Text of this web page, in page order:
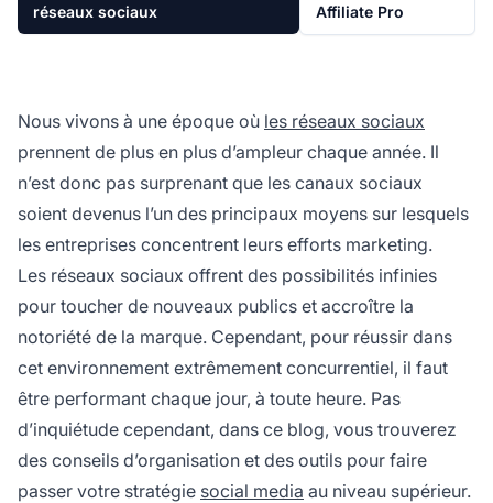
réseaux sociaux
Affiliate Pro
Nous vivons à une époque où les réseaux sociaux
prennent de plus en plus d’ampleur chaque année. Il
n’est donc pas surprenant que les canaux sociaux
soient devenus l’un des principaux moyens sur lesquels
les entreprises concentrent leurs efforts marketing.
Les réseaux sociaux offrent des possibilités infinies
pour toucher de nouveaux publics et accroître la
notoriété de la marque. Cependant, pour réussir dans
cet environnement extrêmement concurrentiel, il faut
être performant chaque jour, à toute heure. Pas
d’inquiétude cependant, dans ce blog, vous trouverez
des conseils d’organisation et des outils pour faire
passer votre stratégie social media au niveau supérieur.